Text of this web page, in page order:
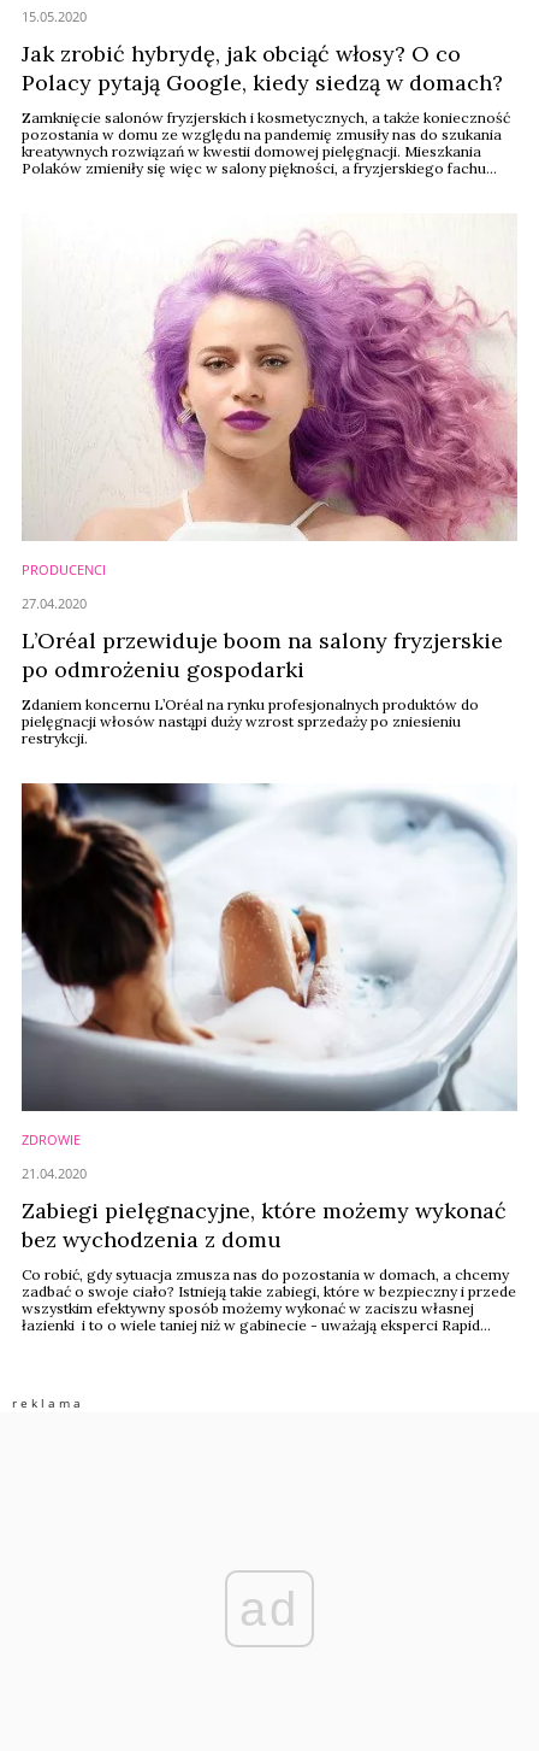
Jak zrobić hybrydę, jak obciąć włosy? O co
Polacy pytają Google, kiedy siedzą w domach?
Zamknięcie salonów fryzjerskich i kosmetycznych, a także konieczność
pozostania w domu ze względu na pandemię zmusiły nas do szukania
kreatywnych rozwiązań w kwestii domowej pielęgnacji. Mieszkania
Polaków zmieniły się więc w salony piękności, a fryzjerskiego fachu
15.05.2020
PRODUCENCI
L’Oréal przewiduje boom na salony fryzjerskie
po odmrożeniu gospodarki
Zdaniem koncernu L’Oréal na rynku profesjonalnych produktów do
pielęgnacji włosów nastąpi duży wzrost sprzedaży po zniesieniu
restrykcji.
27.04.2020
ZDROWIE
Zabiegi pielęgnacyjne, które możemy wykonać
bez wychodzenia z domu
Co robić, gdy sytuacja zmusza nas do pozostania w domach, a chcemy
zadbać o swoje ciało? Istnieją takie zabiegi, które w bezpieczny i przede
wszystkim efektywny sposób możemy wykonać w zaciszu własnej
łazienki i to o wiele taniej niż w gabinecie - uważają eksperci Rapid
21.04.2020
ad